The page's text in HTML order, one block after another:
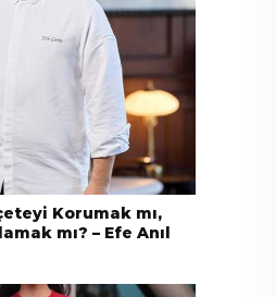
Korumak mı,
mı? – Efe Anıl